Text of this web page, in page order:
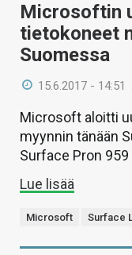
Microsoftin
tietokoneet
Suomessa
15.6.2017 - 14:51
Microsoft aloitti
myynnin tänään
Surface Pron
Lue lisää
Microsoft Surface